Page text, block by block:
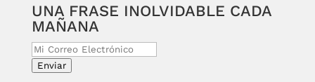
UNA FRASE INOLVIDABLE CADA
MAÑANA
Enviar